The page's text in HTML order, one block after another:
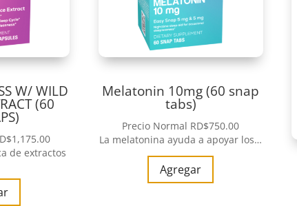
W/ WILD
(60
1,175.00
de extractos
Melatonin 10mg (60 snap
tabs)
Precio Normal RD$750.00
La melatonina ayuda a apoyar los…
Agregar